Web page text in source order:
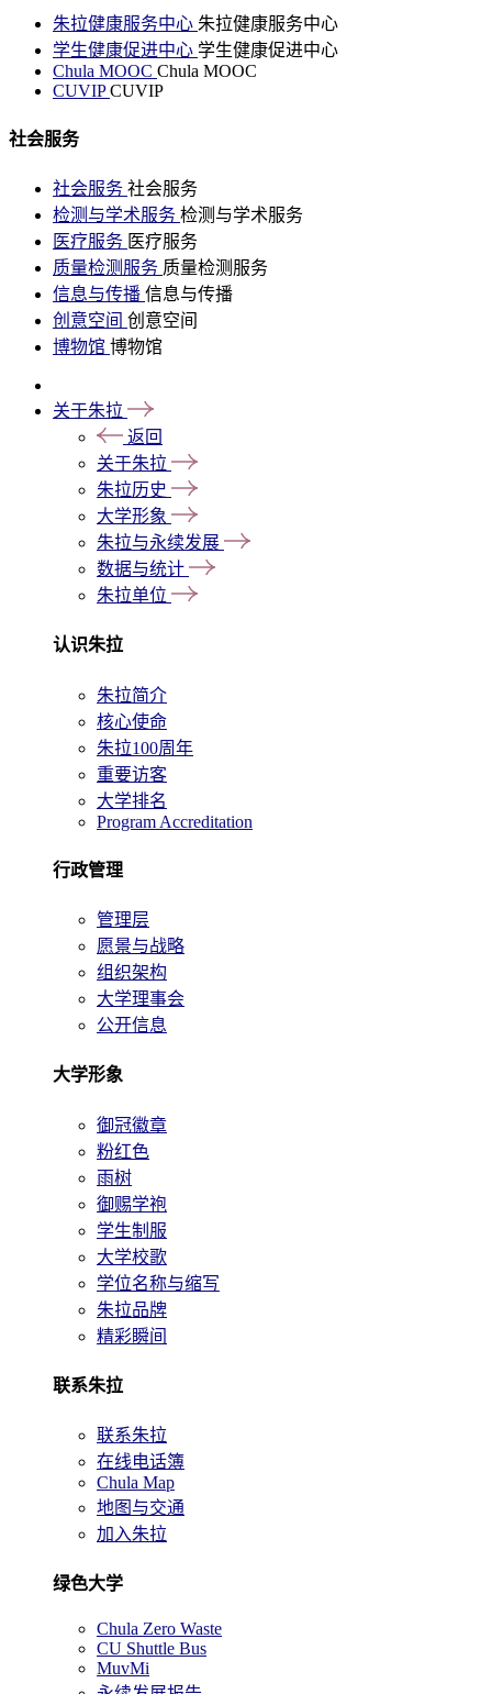
朱拉健康服务中心 朱拉健康服务中心
学生健康促进中心 学生健康促进中心
Chula MOOC Chula MOOC
CUVIPCUVIP
社会服务
社会服务 社会服务
检测与学术服务 检测与学术服务
医疗服务 医疗服务
质量检测服务 质量检测服务
信息与传播 信息与传播
创意空间 创意空间
博物馆 博物馆
关于朱拉
返回
关于朱拉
朱拉历史
大学形象
朱拉与永续发展
数据与统计
朱拉单位
认识朱拉
朱拉简介
核心使命
朱拉100周年
重要访客
大学排名
Program Accreditation
行政管理
管理层
愿景与战略
组织架构
大学理事会
公开信息
大学形象
御冠徽章
粉红色
雨树
御赐学袍
学生制服
大学校歌
学位名称与缩写
朱拉品牌
精彩瞬间
联系朱拉
联系朱拉
在线电话簿
Chula Map
地图与交通
加入朱拉
绿色大学
Chula Zero Waste
CU Shuttle Bus
MuvMi